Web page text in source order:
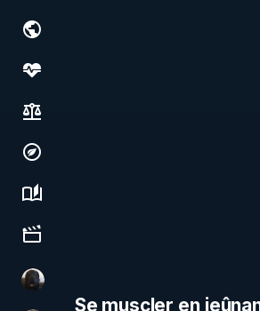
Society, justice & freedoms
Economy, environment & technology
Science, history & spirituality
Culture, media & entertainment
TrueMedia
Se muscler en